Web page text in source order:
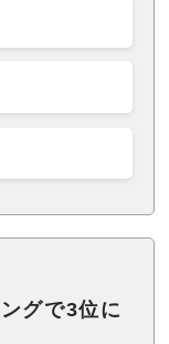
グで3位に